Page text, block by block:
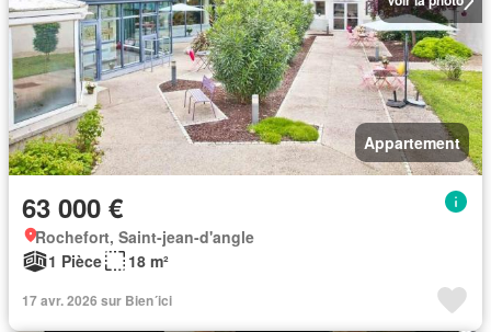
Appartement
63 000 €
Rochefort, Saint-jean-d'angle
1 Pièce
18 m²
17 avr. 2026 sur Bien´ici